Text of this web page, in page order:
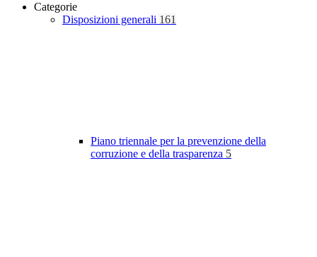
Categorie
Disposizioni generali 161
Piano triennale per la prevenzione della
corruzione e della trasparenza 5